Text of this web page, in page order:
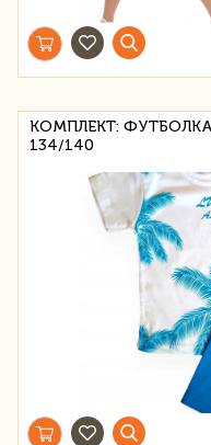
КОМПЛЕКТ:
134/140